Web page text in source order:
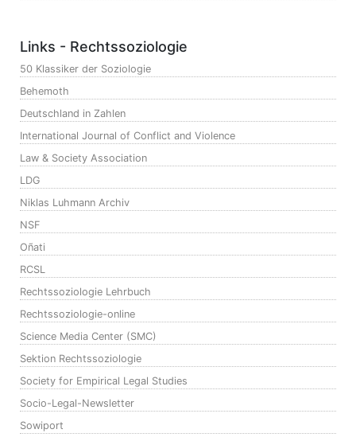
Links - Rechtssoziologie
50 Klassiker der Soziologie
Behemoth
Deutschland in Zahlen
International Journal of Conflict and Violence
Law & Society Association
LDG
Niklas Luhmann Archiv
NSF
Oñati
RCSL
Rechtssoziologie Lehrbuch
Rechtssoziologie-online
Science Media Center (SMC)
Sektion Rechtssoziologie
Society for Empirical Legal Studies
Socio-Legal-Newsletter
Sowiport